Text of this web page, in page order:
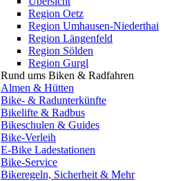
Region Oetz
Region Umhausen-Niederthai
Region Längenfeld
Region Sölden
Region Gurgl
Rund ums Biken & Radfahren
Almen & Hütten
Bike- & Radunterkünfte
Bikelifte & Radbus
Bikeschulen & Guides
Bike-Verleih
E-Bike Ladestationen
Bike-Service
Bikeregeln, Sicherheit & Mehr